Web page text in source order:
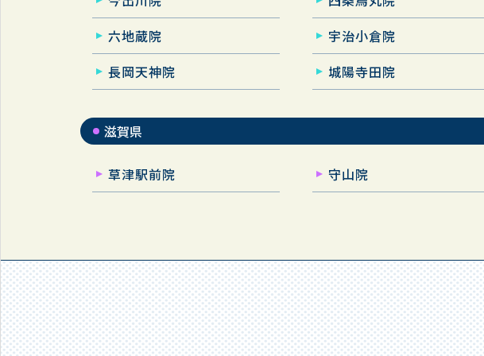
六地蔵院
宇治小倉院
長岡天神院
城陽寺田院
滋賀県
草津駅前院 守山院